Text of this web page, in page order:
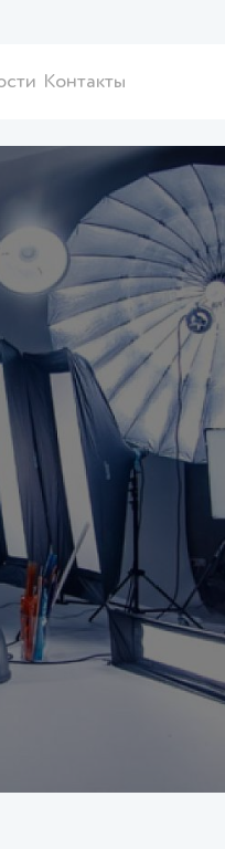
Контакты